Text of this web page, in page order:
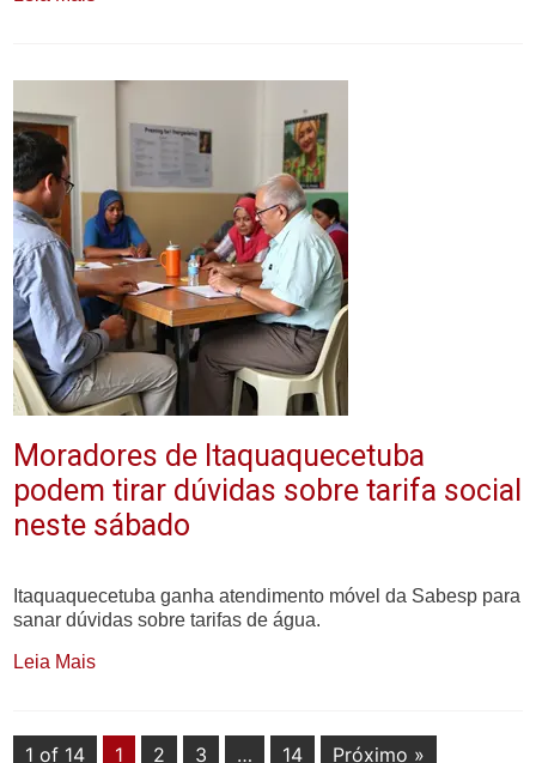
Moradores de Itaquaquecetuba
podem tirar dúvidas sobre tarifa social
neste sábado
Itaquaquecetuba ganha atendimento móvel da Sabesp para
sanar dúvidas sobre tarifas de água.
Leia Mais
1 of 14 1 2 3 … 14 Próximo »